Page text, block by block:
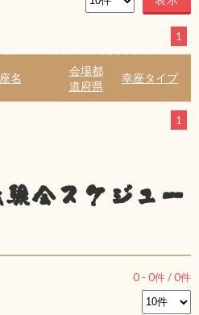
1
名
会場都
道府県
幸座タイプ
1
会スケジュー
0 - 0件 /0件